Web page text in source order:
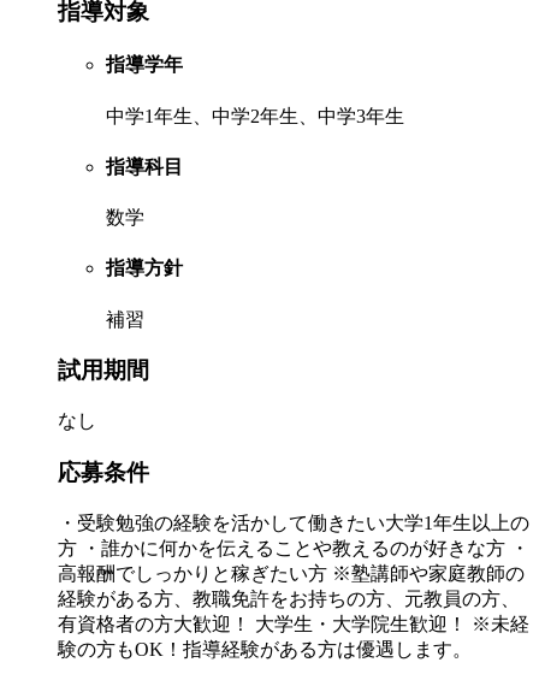
指導対象
指導学年
中学1年生、中学2年生、中学3年生
指導科目
数学
指導方針
補習
試用期間
なし
応募条件
・受験勉強の経験を活かして働きたい大学1年生以上の
方 ・誰かに何かを伝えることや教えるのが好きな方 ・
高報酬でしっかりと稼ぎたい方 ※塾講師や家庭教師の
経験がある方、教職免許をお持ちの方、元教員の方、
有資格者の方大歓迎！ 大学生・大学院生歓迎！ ※未経
験の方もOK！指導経験がある方は優遇します。